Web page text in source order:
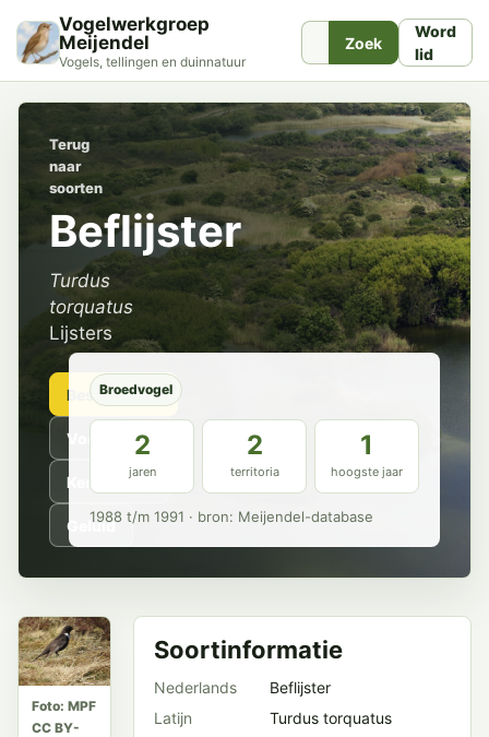
Vogelwerkgroep
Meijendel
Vogels, tellingen en duinnatuur
Zoek
Word
lid
Terug
naar
soorten
Beflijster
Turdus
torquatus
Lijsters
Beschrijving
Voorkomen
Kenmerken
Geluid
Broedvogel
2
jaren
2
territoria
1
hoogste jaar
1988 t/m 1991 · bron: Meijendel-database
Foto: MPF
CC BY-
Soortinformatie
Nederlands
Beflijster
Latijn
Turdus torquatus